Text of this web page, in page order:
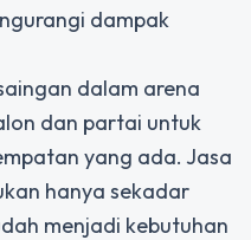
dampak
dalam arena
dan partai untuk
yang ada. Jasa
hanya sekadar
menjadi kebutuhan